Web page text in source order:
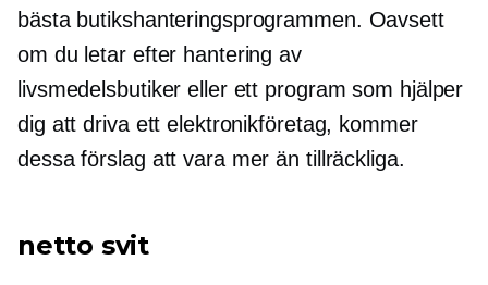
bästa butikshanteringsprogrammen. Oavsett
om du letar efter hantering av
livsmedelsbutiker eller ett program som hjälper
dig att driva ett elektronikföretag, kommer
dessa förslag att vara mer än tillräckliga.
netto svit